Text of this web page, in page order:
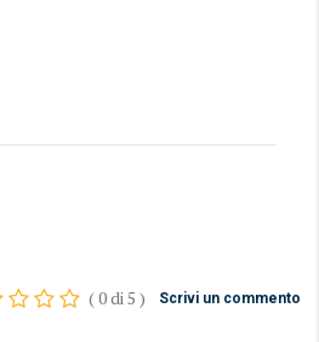
(0di5 ) Scrivi un commento